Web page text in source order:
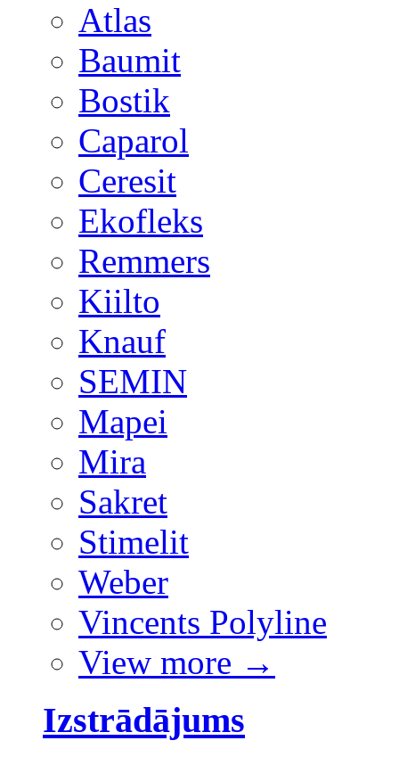
Atlas
Baumit
Bostik
Caparol
Ceresit
Ekofleks
Remmers
Kiilto
Knauf
SEMIN
Mapei
Mira
Sakret
Stimelit
Weber
Vincents Polyline
View more →
Izstrādājums